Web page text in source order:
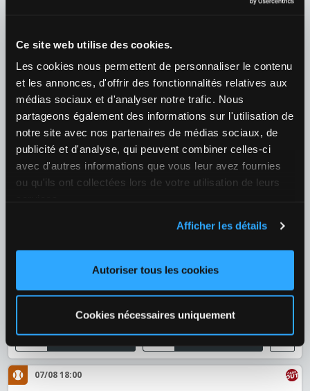
Ce site web utilise des cookies.
Les cookies nous permettent de personnaliser le contenu
et les annonces, d'offrir des fonctionnalités relatives aux
médias sociaux et d'analyser notre trafic. Nous
partageons également des informations sur l'utilisation de
notre site avec nos partenaires de médias sociaux, de
publicité et d'analyse, qui peuvent combiner celles-ci
avec d'autres informations que vous leur avez fournies
ou qu'ils ont collectées lors de votre utilisation de leurs
Afficher les détails
Autoriser tous les cookies
Cookies nécessaires uniquement
Tenis ›
WTA›WTA 1000 - Toronto
06/08 21:00
Marta Kostyuk (UKR) / Madison Keys (USA)
¿Quién ganará el partido?
1,71
1 2,07
2
06/08 23:00
2,57
1 1,47
2 +39
¿Quién ganará el partido?
07/08 18:00